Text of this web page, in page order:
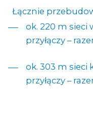
Łącznie
ok. 220 m sieci
przyłączy –
ok. 303 m sieci
przyłączy –